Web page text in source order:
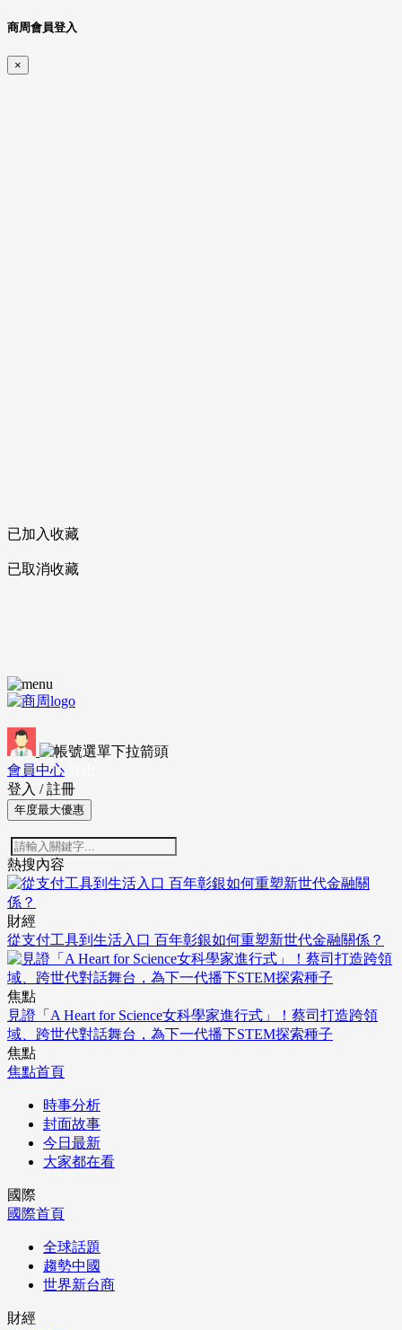
商周會員登入
×
已加入收藏
已取消收藏
會員中心
登入 / 註冊
年度最大優惠
熱搜內容
財經
從支付工具到生活入口 百年彰銀如何重塑新世代金融關係？
焦點
見證「A Heart for Science女科學家進行式」！蔡司打造跨領
域、跨世代對話舞台，為下一代播下STEM探索種子
焦點
焦點首頁
時事分析
封面故事
今日最新
大家都在看
國際
國際首頁
全球話題
趨勢中國
世界新台商
財經